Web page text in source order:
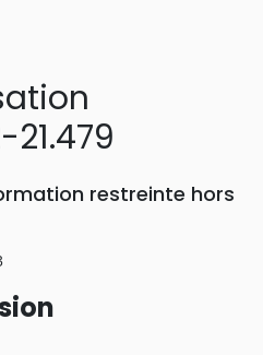
restreinte hors